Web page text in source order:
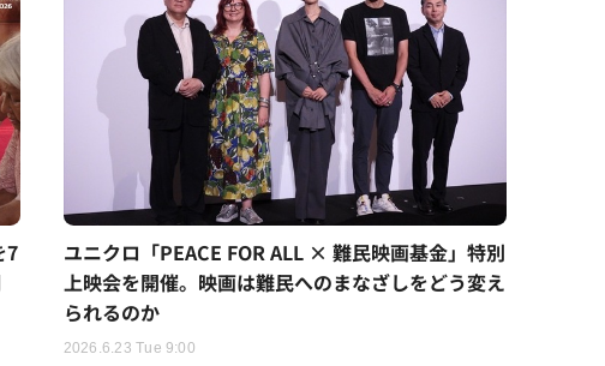
7
ユニクロ「PEACE FOR ALL × 難民映画基金」特別
上映会を開催。映画は難民へのまなざしをどう変え
られるのか
2026.6.23 Tue 9:00